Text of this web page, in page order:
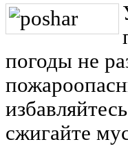
погоды не
сжигайте